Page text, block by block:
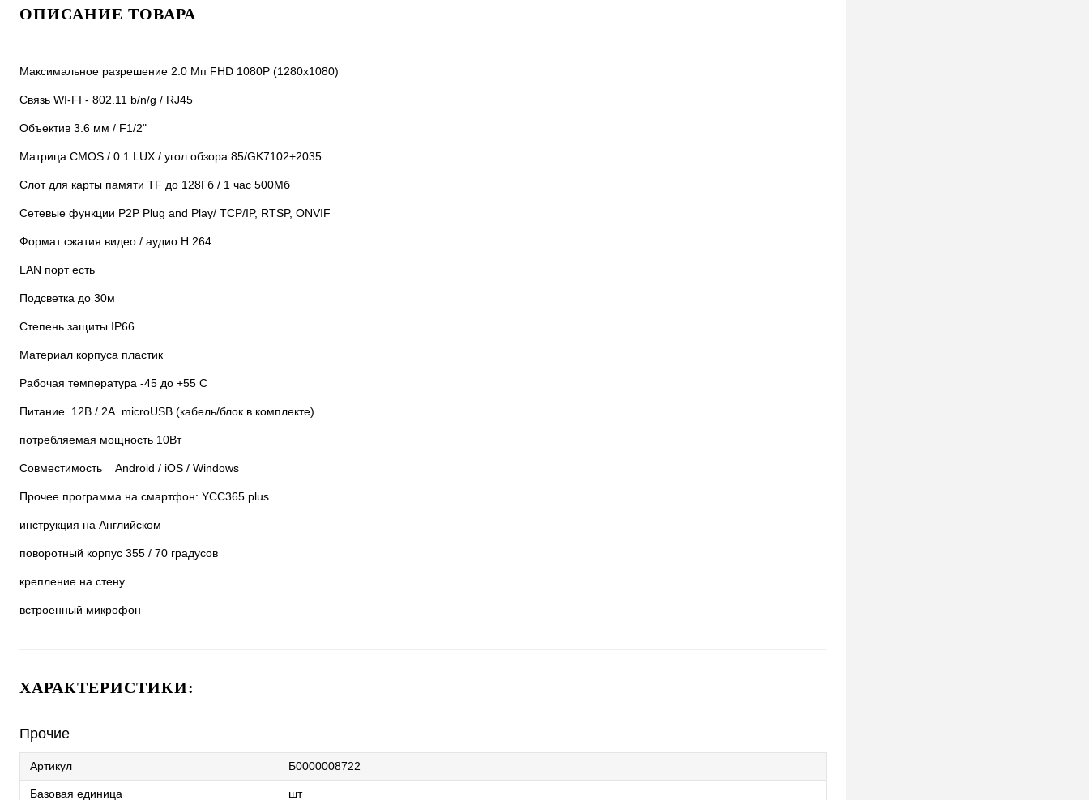
ОПИСАНИЕ ТОВАРА
Максимальное разрешение 2.0 Mп FHD 1080P (1280x1080)
Связь WI-FI - 802.11 b/n/g / RJ45
Объектив 3.6 мм / F1/2"
Матрица CMOS / 0.1 LUX / угол обзора 85/GK7102+2035
Слот для карты памяти TF до 128Гб / 1 час 500Мб
Сетевые функции P2P Plug and Play/ TCP/IP, RTSP, ONVIF
Формат сжатия видео / аудио H.264
LAN порт есть
Подсветка до 30м
Степень защиты IP66
Материал корпуса пластик
Рабочая температура -45 до +55 С
Питание 12В / 2А microUSB (кабель/блок в комплекте)
потребляемая мощность 10Вт
Совместимость Android / iOS / Windows
Прочее программа на смартфон: YCC365 plus
инструкция на Английском
поворотный корпус 355 / 70 градусов
крепление на стену
встроенный микрофон
ХАРАКТЕРИСТИКИ:
Прочие
Артикул Б0000008722
Базовая единица шт